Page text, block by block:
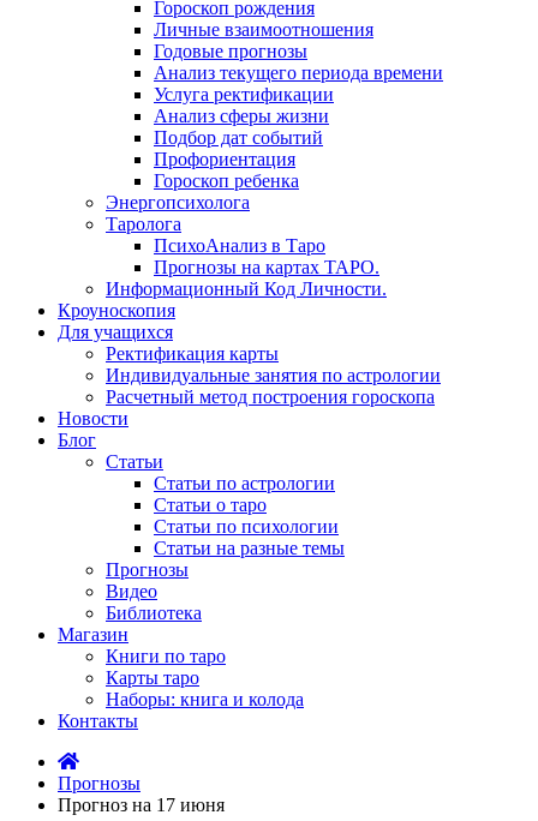
Гороскоп рождения
Личные взаимоотношения
Годовые прогнозы
Анализ текущего периода времени
Услуга ректификации
Анализ сферы жизни
Подбор дат событий
Профориентация
Гороскоп ребенка
Энергопсихолога
Таролога
ПсихоАнализ в Таро
Прогнозы на картах ТАРО.
Информационный Код Личности.
Кроуноскопия
Для учащихся
Ректификация карты
Индивидуальные занятия по астрологии
Расчетный метод построения гороскопа
Новости
Блог
Статьи
Статьи по астрологии
Статьи о таро
Статьи по психологии
Статьи на разные темы
Прогнозы
Видео
Библиотека
Магазин
Книги по таро
Карты таро
Наборы: книга и колода
Контакты
Прогнозы
Прогноз на 17 июня